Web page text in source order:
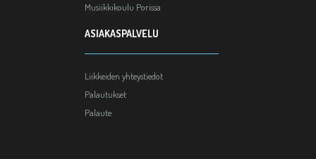
Musiikkikoulu Porissa
ASIAKASPALVELU
Liikkeiden yhteystiedot
Palautukset
Palaute